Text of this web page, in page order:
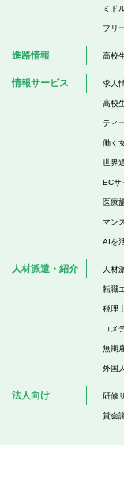
ミド
フリ
進路情報 高校
情報サービス 求人
高校
ティ
働く
世界
ECサ
医療
マン
AIを
人材派遣・紹介 人材
転職
税理
コメ
無期
外国
法人向け 研修
貸会